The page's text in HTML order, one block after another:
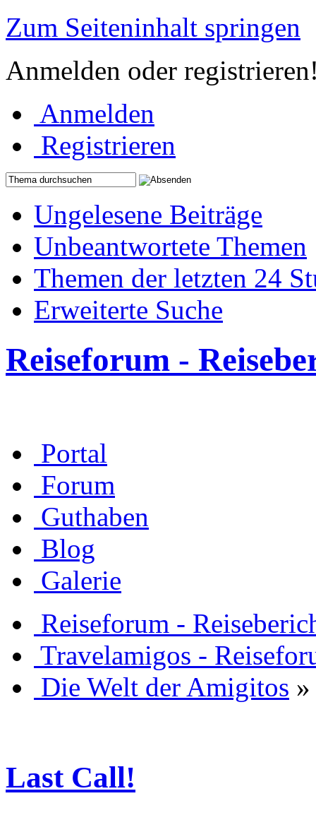
Zum Seiteninhalt springen
Anmelden oder
Anmelden
Registrieren
Ungelesene Beiträge
Unbeantwortete Themen
Themen der letzten 24
Erweiterte Suche
Reiseforum -
Portal
Forum
Guthaben
Blog
Galerie
Reiseforum -
Travelamigos -
Die Welt der Amigitos »
Last Call!